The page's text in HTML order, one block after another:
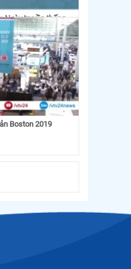
Ngày truyền thống
Boston 2019